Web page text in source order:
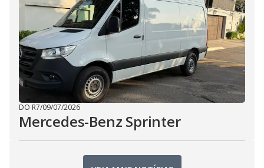
DO R7/09/07/2026
Mercedes-Benz Sprinter